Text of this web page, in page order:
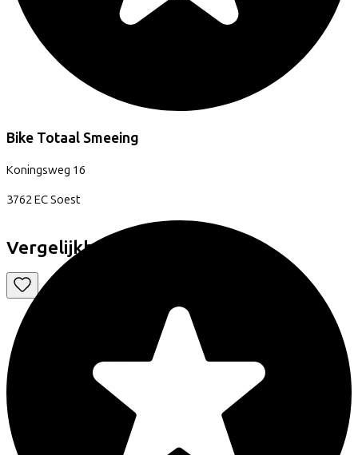
Bike Totaal Smeeing
Koningsweg 16
3762 ECSoest
Vergelijkbare fietsen